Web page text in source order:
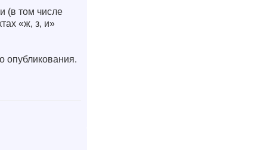
(в том числе
«ж, з, и»
опубликования.